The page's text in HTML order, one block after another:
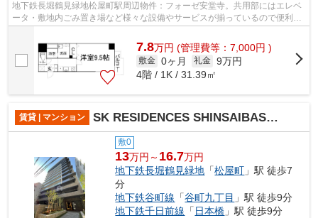
地下鉄長堀鶴見緑地松屋町駅周辺物件：フォーゼ安堂寺。共用部にはエレベ
ータ・敷地内ごみ置き場など様々な設備やサービスが揃っているので便利で
7.8万円 (管理費等：7,000円 )
敷金 0ヶ月 礼金 9万円
4階 / 1K / 31.39㎡
賃貸 | マンション SK RESIDENCES SHINSAIBASHI (旧SK RESIDENCES)
敷0
13万円～ 16.7万円
地下鉄長堀鶴見緑地 「松屋町 」駅 徒歩7
分
地下鉄谷町線 「谷町九丁目 」駅 徒歩9分
地下鉄千日前線 「 日本橋 」駅 徒歩9分